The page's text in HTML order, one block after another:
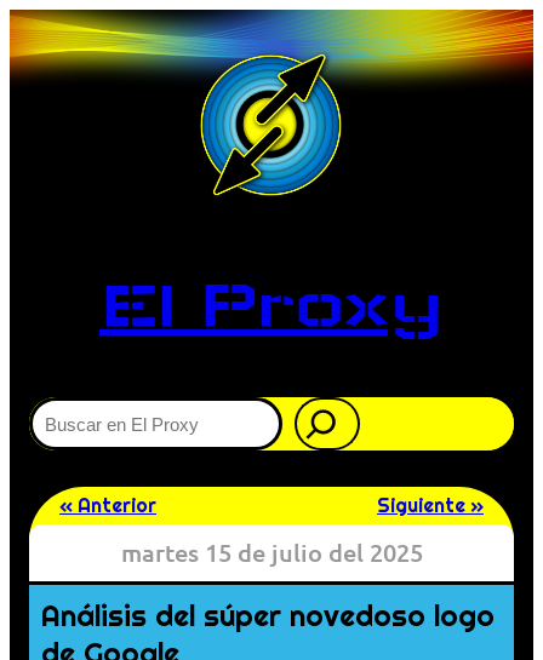
El Proxy
Buscar
« Anterior Siguiente »
martes 15 de julio del 2025
Análisis del súper novedoso logo